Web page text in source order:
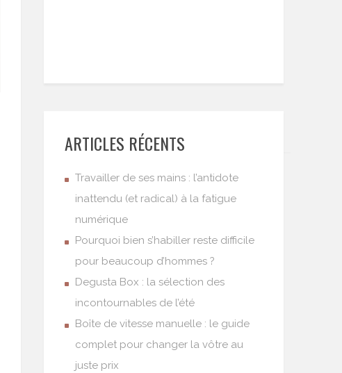
ARTICLES RÉCENTS
Travailler de ses mains : l’antidote
inattendu (et radical) à la fatigue
numérique
Pourquoi bien s’habiller reste difficile
pour beaucoup d’hommes ?
Degusta Box : la sélection des
incontournables de l’été
Boîte de vitesse manuelle : le guide
complet pour changer la vôtre au
juste prix